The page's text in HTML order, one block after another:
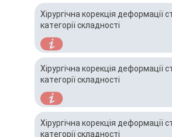
Хірургічна корекція деформації
категорії складності
Хірургічна корекція деформації
категорії складності
Хірургічна корекція деформації
категорії складності